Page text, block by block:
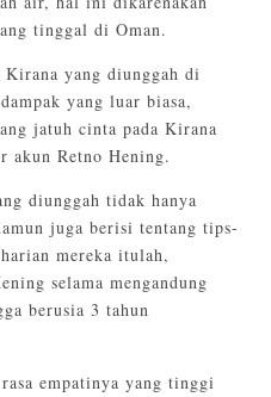
tinggal di Oman.
Kirana yang diunggah di
yang luar biasa,
jatuh cinta pada Kirana
akun Retno Hening.
diunggah tidak hanya
juga berisi tentang tips-
mereka itulah,
selama mengandung
berusia 3 tahun
empatinya yang tinggi